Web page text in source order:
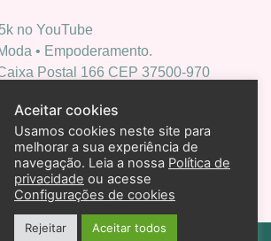
no YouTube
• Empoderamento.
Postal 166 CEP 37500-970
Extratus
Política de privacidade
Aceitar cookies
Usamos cookies neste site para
melhorar a sua experiência de
navegação. Leia a nossa Política de
privacidade ou acesse
Configurações de cookies
Rejeitar Aceitar todos